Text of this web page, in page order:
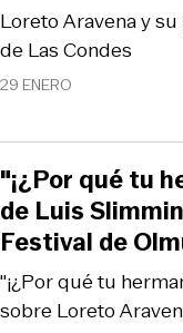
29 ENERO
Loreto Aravena y
de Las Condes
"¡¿Por qué tu
sobre Loreto
"¡¿Por qué tu
de Luis
Festival de